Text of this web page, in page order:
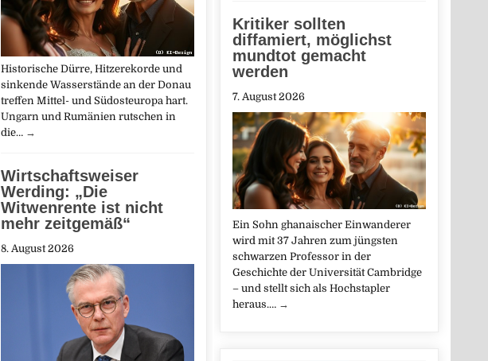
Kritiker sollten
diffamiert, möglichst
mundtot gemacht
werden
7. August 2026
Ein Sohn ghanaischer Einwanderer
wird mit 37 Jahren zum jüngsten
schwarzen Professor in der
Geschichte der Universität Cambridge
– und stellt sich als Hochstapler
heraus.… →
Historische Dürre, Hitzerekorde und
sinkende Wasserstände an der Donau
treffen Mittel- und Südosteuropa hart.
Ungarn und Rumänien rutschen in
die… →
Wirtschaftsweiser
Werding: „Die
Witwenrente ist nicht
mehr zeitgemäß“
8. August 2026